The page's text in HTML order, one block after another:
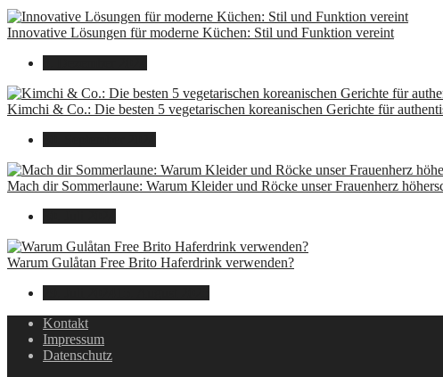
Innovative Lösungen für moderne Küchen: Stil und Funktion vereint
Kimchi & Co.: Die besten 5 vegetarischen koreanischen Gerichte für
Mach dir Sommerlaune: Warum Kleider und Röcke unser Frauenherz
Warum Gulåtan Free Brito Haferdrink verwenden?
Kontakt
Impressum
Datenschutz